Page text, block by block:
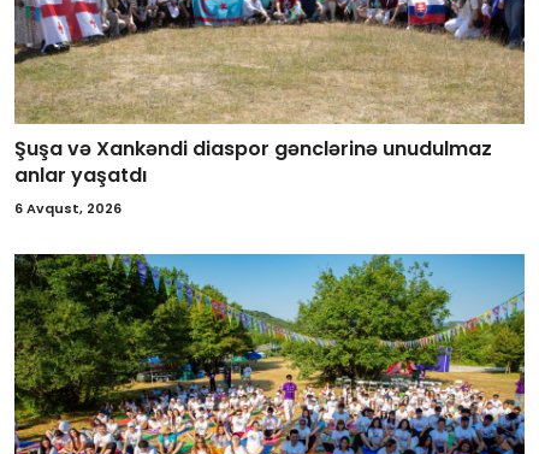
Şuşa və Xankəndi diaspor gənclərinə unudulmaz
anlar yaşatdı
6 Avqust, 2026